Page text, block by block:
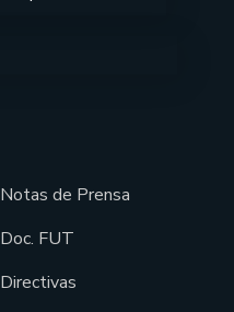
Notas de Prensa
Doc. FUT
Directivas